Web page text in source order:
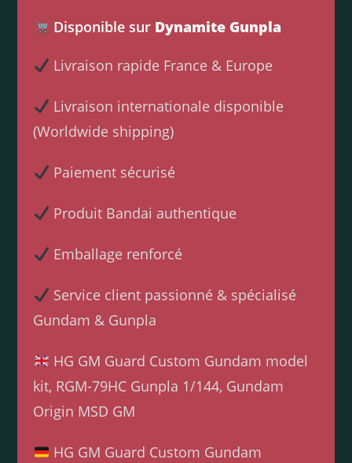
Disponible sur Dynamite Gunpla
Livraison rapide France & Europe
Livraison internationale disponible
(Worldwide shipping)
Paiement sécurisé
Produit Bandai authentique
Emballage renforcé
Service client passionné & spécialisé
Gundam & Gunpla
HG GM Guard Custom Gundam model
kit, RGM-79HC Gunpla 1/144, Gundam
Origin MSD GM
HG GM Guard Custom Gundam